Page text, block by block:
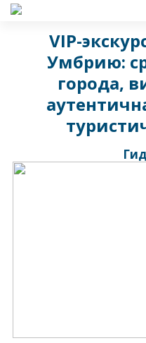
VIP-
Умбрию:
города,